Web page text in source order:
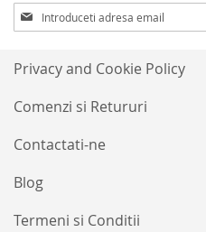
Termeni si Conditii
Privacy and Cookie Policy
Comenzi si Retururi
Contactati-ne
Blog
Inscrieti-
va
Buletinele
noastre
informative